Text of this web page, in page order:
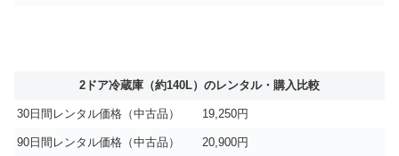
2ドア冷蔵庫（約140L）のレンタル・購入比較
30日間レンタル価格（中古品） 19,250円
90日間レンタル価格（中古品） 20,900円